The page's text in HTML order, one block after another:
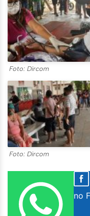
Foto: Dircom
Foto: Dircom
no